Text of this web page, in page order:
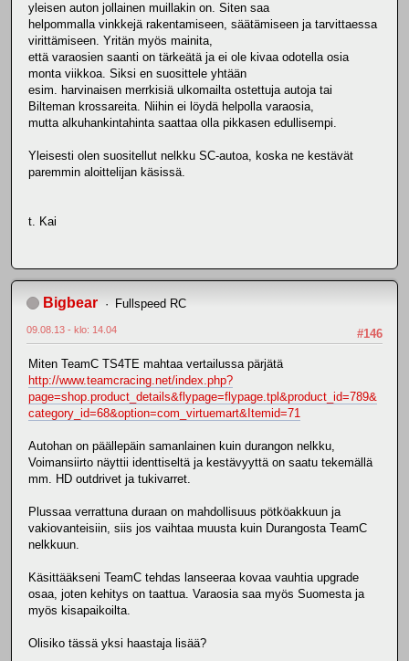
yleisen auton jollainen muillakin on. Siten saa
helpommalla vinkkejä rakentamiseen, säätämiseen ja tarvittaessa
virittämiseen. Yritän myös mainita,
että varaosien saanti on tärkeätä ja ei ole kivaa odotella osia
monta viikkoa. Siksi en suosittele yhtään
esim. harvinaisen merrkisiä ulkomailta ostettuja autoja tai
Bilteman krossareita. Niihin ei löydä helpolla varaosia,
mutta alkuhankintahinta saattaa olla pikkasen edullisempi.
Yleisesti olen suositellut nelkku SC-autoa, koska ne kestävät
paremmin aloittelijan käsissä.
t. Kai
Bigbear Fullspeed RC
#146
09.08.13 - klo: 14.04
Miten TeamC TS4TE mahtaa vertailussa pärjätä
http://www.teamcracing.net/index.php?
page=shop.product_details&flypage=flypage.tpl&product_id=789&
category_id=68&option=com_virtuemart&Itemid=71
Autohan on päällepäin samanlainen kuin durangon nelkku,
Voimansiirto näyttii identtiseltä ja kestävyyttä on saatu tekemällä
mm. HD outdrivet ja tukivarret.
Plussaa verrattuna duraan on mahdollisuus pötköakkuun ja
vakiovanteisiin, siis jos vaihtaa muusta kuin Durangosta TeamC
nelkkuun.
Käsittääkseni TeamC tehdas lanseeraa kovaa vauhtia upgrade
osaa, joten kehitys on taattua. Varaosia saa myös Suomesta ja
myös kisapaikoilta.
Olisiko tässä yksi haastaja lisää?